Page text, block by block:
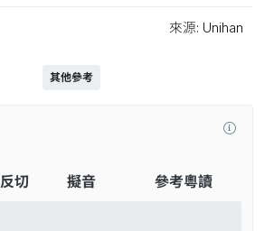
來源: Unihan
其他參考
反切 擬音 參考粵讀